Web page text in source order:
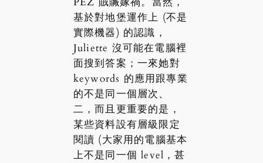
基於對地堡運作上 (不是
實際機器) 的認識，
Juliette 沒可能在電腦裡
面搜到答案；一來她對
keywords 的應用跟專業
的不是同一個層次、
二，而且更重要的是，
某些資料設有層級限定
閱讀 (大家用的電腦基本
上不是同一個 level，甚